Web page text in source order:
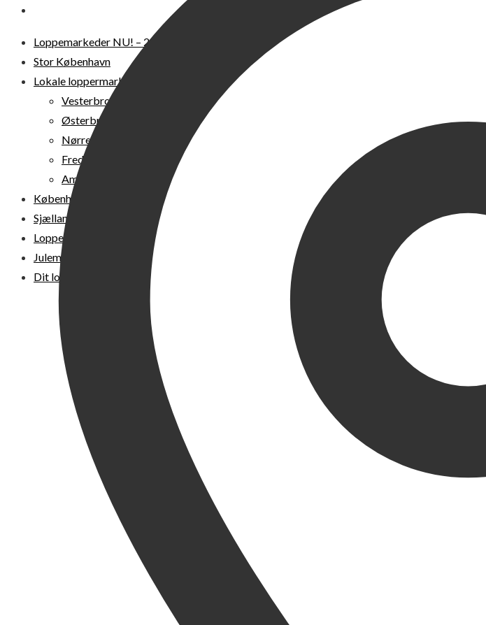
Loppemarkeder NU! – 2026
Stor København
Lokale loppermarkeder
Vesterbro
Østerbro
Nørrebro
Frederiksberg
Amager
Københavns omegn
Sjælland
Loppemarked i dag
Julemarkeder 2026
Dit loppemarked